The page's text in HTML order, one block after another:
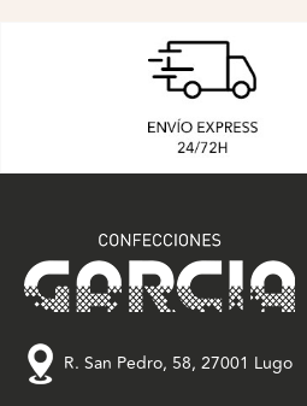
R. San Pedro, 58, 27001 Lugo